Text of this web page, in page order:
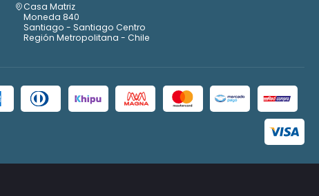
Casa Matriz
Moneda 840
Santiago - Santiago Centro
Región Metropolitana - Chile